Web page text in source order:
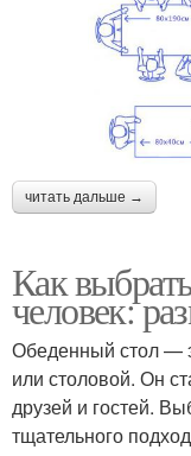
читать дальше →
Как
человек:
Обеденный стол —
или столовой. Он
друзей и гостей.
тщательного